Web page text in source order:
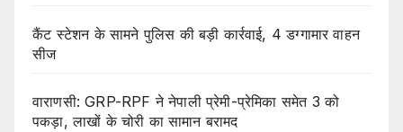
कैंट स्टेशन के सामने पुलिस की बड़ी कार्रवाई, 4 डग्गामार वाहन
सीज
वाराणसी: GRP-RPF ने नेपाली प्रेमी-प्रेमिका समेत 3 को
पकड़ा, लाखों के चोरी का सामान बरामद